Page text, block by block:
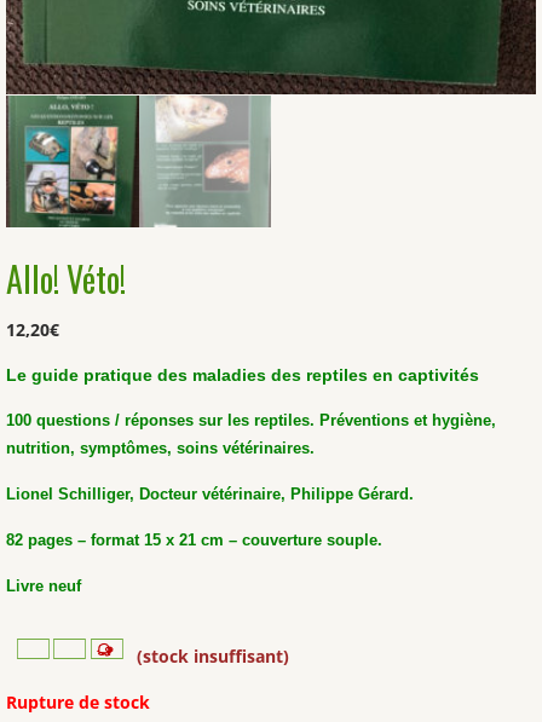
Allo! Véto!
12,20€
Le guide pratique des maladies des reptiles en captivités
100 questions / réponses sur les reptiles. Préventions et hygiène,
nutrition, symptômes, soins vétérinaires.
Lionel Schilliger, Docteur vétérinaire, Philippe Gérard.
82 pages – format 15 x 21 cm – couverture souple.
Livre neuf
(stock insuffisant)
Rupture de stock